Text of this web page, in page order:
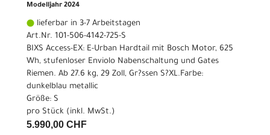
Modelljahr 2024
lieferbar in 3-7 Arbeitstagen
Art.Nr. 101-506-4142-725-S
BIXS Access-EX: E-Urban Hardtail mit Bosch Motor, 625
Wh, stufenloser Enviolo Nabenschaltung und Gates
Riemen. Ab 27.6 kg, 29 Zoll, Gr?ssen S?XL.Farbe:
dunkelblau metallic
Größe: S
pro Stück (inkl. MwSt.)
5.990,00 CHF